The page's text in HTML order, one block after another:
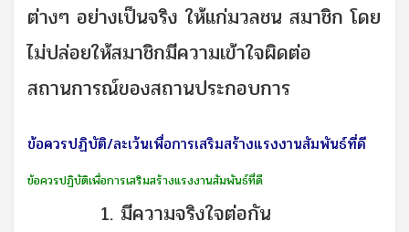
ต่างๆ อย่างเป็นจริง ให้แก่มวลชน สมาชิก โดย
ไม่ปล่อยให้สมาชิกมีความเข้าใจผิดต่อ
สถานการณ์ของสถานประกอบการ
ข้อควรปฏิบัติ/ละเว้นเพื่อการเสริมสร้างแรงงานสัมพันธ์ที่ดี
ข้อควรปฏิบัติเพื่อการเสริมสร้างแรงงานสัมพันธ์ที่ดี
1. มีความจริงใจต่อกัน